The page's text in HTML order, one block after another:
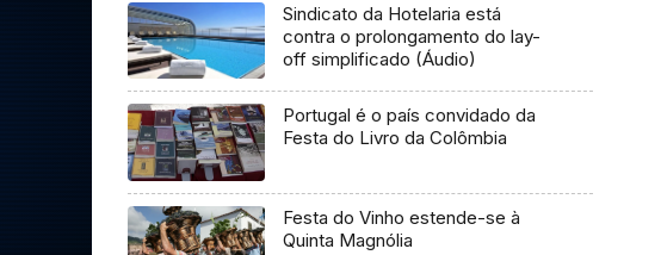
Sindicato da Hotelaria está
contra o prolongamento do lay-
off simplificado (Áudio)
Portugal é o país convidado da
Festa do Livro da Colômbia
Festa do Vinho estende-se à
Quinta Magnólia